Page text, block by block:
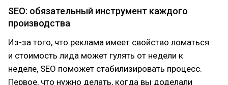
SEO: обязательный инструмент каждого
производства
Из-за того, что реклама имеет свойство ломаться
и стоимость лида может гулять от недели к
неделе, SEO поможет стабилизировать процесс.
Первое, что нужно делать, когда вы доделали